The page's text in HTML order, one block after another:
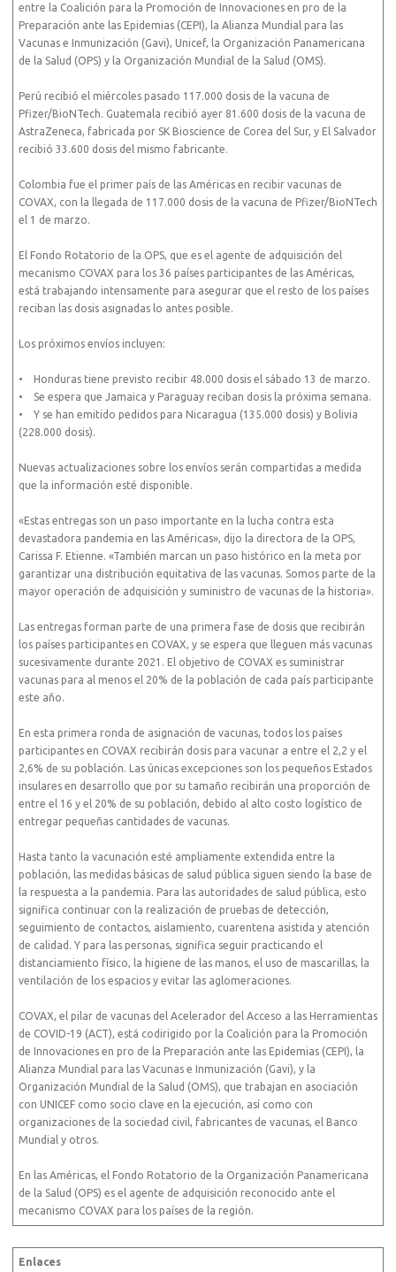
entre la Coalición para la Promoción de Innovaciones en pro de la
Preparación ante las Epidemias (CEPI), la Alianza Mundial para las
Vacunas e Inmunización (Gavi), Unicef, la Organización Panamericana
de la Salud (OPS) y la Organización Mundial de la Salud (OMS).
Perú recibió el miércoles pasado 117.000 dosis de la vacuna de
Pfizer/BioNTech. Guatemala recibió ayer 81.600 dosis de la vacuna de
AstraZeneca, fabricada por SK Bioscience de Corea del Sur, y El Salvador
recibió 33.600 dosis del mismo fabricante.
Colombia fue el primer país de las Américas en recibir vacunas de
COVAX, con la llegada de 117.000 dosis de la vacuna de Pfizer/BioNTech
el 1 de marzo.
El Fondo Rotatorio de la OPS, que es el agente de adquisición del
mecanismo COVAX para los 36 países participantes de las Américas,
está trabajando intensamente para asegurar que el resto de los países
reciban las dosis asignadas lo antes posible.
Los próximos envíos incluyen:
• Honduras tiene previsto recibir 48.000 dosis el sábado 13 de marzo.
• Se espera que Jamaica y Paraguay reciban dosis la próxima semana.
• Y se han emitido pedidos para Nicaragua (135.000 dosis) y Bolivia
(228.000 dosis).
Nuevas actualizaciones sobre los envíos serán compartidas a medida
que la información esté disponible.
«Estas entregas son un paso importante en la lucha contra esta
devastadora pandemia en las Américas», dijo la directora de la OPS,
Carissa F. Etienne. «También marcan un paso histórico en la meta por
garantizar una distribución equitativa de las vacunas. Somos parte de la
mayor operación de adquisición y suministro de vacunas de la historia».
Las entregas forman parte de una primera fase de dosis que recibirán
los países participantes en COVAX, y se espera que lleguen más vacunas
sucesivamente durante 2021. El objetivo de COVAX es suministrar
vacunas para al menos el 20% de la población de cada país participante
este año.
En esta primera ronda de asignación de vacunas, todos los países
participantes en COVAX recibirán dosis para vacunar a entre el 2,2 y el
2,6% de su población. Las únicas excepciones son los pequeños Estados
insulares en desarrollo que por su tamaño recibirán una proporción de
entre el 16 y el 20% de su población, debido al alto costo logístico de
entregar pequeñas cantidades de vacunas.
Hasta tanto la vacunación esté ampliamente extendida entre la
población, las medidas básicas de salud pública siguen siendo la base de
la respuesta a la pandemia. Para las autoridades de salud pública, esto
significa continuar con la realización de pruebas de detección,
seguimiento de contactos, aislamiento, cuarentena asistida y atención
de calidad. Y para las personas, significa seguir practicando el
distanciamiento físico, la higiene de las manos, el uso de mascarillas, la
ventilación de los espacios y evitar las aglomeraciones.
COVAX, el pilar de vacunas del Acelerador del Acceso a las Herramientas
de COVID-19 (ACT), está codirigido por la Coalición para la Promoción
de Innovaciones en pro de la Preparación ante las Epidemias (CEPI), la
Alianza Mundial para las Vacunas e Inmunización (Gavi), y la
Organización Mundial de la Salud (OMS), que trabajan en asociación
con UNICEF como socio clave en la ejecución, así como con
organizaciones de la sociedad civil, fabricantes de vacunas, el Banco
Mundial y otros.
En las Américas, el Fondo Rotatorio de la Organización Panamericana
de la Salud (OPS) es el agente de adquisición reconocido ante el
mecanismo COVAX para los países de la región.
Enlaces